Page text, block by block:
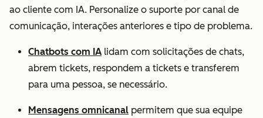
ao cliente com IA. Personalize o suporte por canal de
comunicação, interações anteriores e tipo de problema.
Chatbots com IA lidam com solicitações de chats,
abrem tickets, respondem a tickets e transferem
para uma pessoa, se necessário.
Mensagens omnicanal permitem que sua equipe